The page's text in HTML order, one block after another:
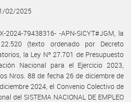
02/2025
2024-79438316- -APN-SICYT#JGM, la
(texto ordenado por Decreto
la Ley Nº 27.701 de Presupuesto
Nacional para el Ejercicio 2023,
Nros. 88 de fecha 26 de diciembre de
2024, el Convenio Colectivo de
del SISTEMA NACIONAL DE EMPLEO